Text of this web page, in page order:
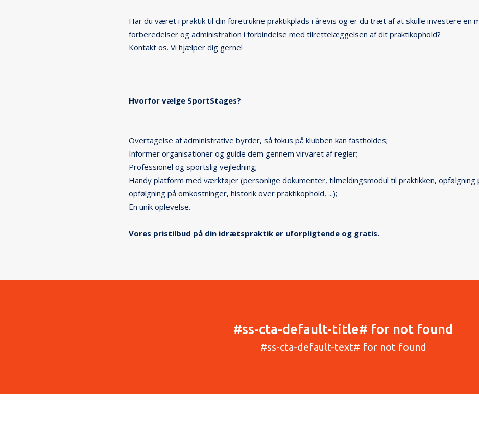
Har du været i praktik til din foretrukne praktikplads i årevis og er du træt af at skulle investere en
forberedelser og administration i forbindelse med tilrettelæggelsen af dit praktikophold?
Kontakt os. Vi hjælper dig gerne!
Hvorfor vælge SportStages?
Overtagelse af administrative byrder, så fokus på klubben kan fastholdes;
Informer organisationer og guide dem gennem virvaret af regler;
Professionel og sportslig vejledning;
Handy platform med værktøjer (personlige dokumenter, tilmeldingsmodul til praktikken, opfølgning
opfølgning på omkostninger, historik over praktikophold, ...);
En unik oplevelse.
Vores pristilbud på din idrætspraktik er uforpligtende og gratis.
#ss-cta-default-title# for not found
#ss-cta-default-text# for not found